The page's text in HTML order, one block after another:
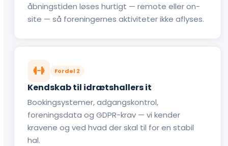
åbningstiden løses hurtigt — remote eller on-
site — så foreningernes aktiviteter ikke aflyses.
Fordel 2
Kendskab til idrætshallers it
Bookingsystemer, adgangskontrol,
foreningsdata og GDPR-krav — vi kender
kravene og ved hvad der skal til for en stabil
hal.